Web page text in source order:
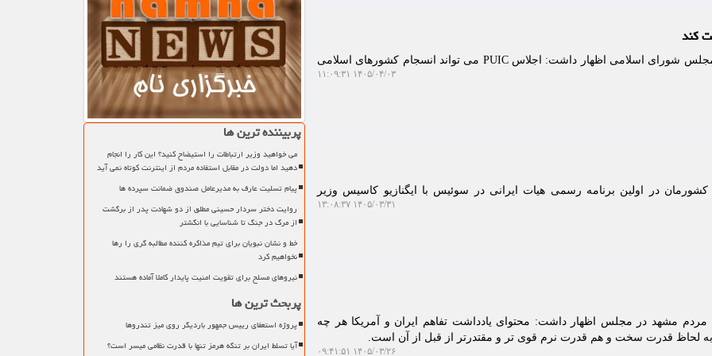
به گزارش خبرگزاری نام، رئیس مجلس شورای اسلامی اظهار داشت: اجلاس PUIC می تواند انسجام کشورهای اسلامی
۱۴۰۵/۰۴/۰۳ ۱۱:۰۹:۳۱
در اولین برنامه رسمی هیات ایرانی در سوئیس با ایگنازیو کاسیس وزیر
۱۴۰۵/۰۳/۳۱ ۱۳:۰۸:۳۷
مردم مشهد در مجلس اظهار داشت: محتوای یادداشت تفاهم ایران و آمریکا هر چه
لحاظ قدرت سخت و هم قدرت نرم قوی تر و مقتدرتر از قبل از آن است.
۱۴۰۵/۰۳/۲۶ ۰۹:۴۱:۵۱
پربیننده ترین ها
می خواهید وزیر ارتباطات را استیضاح کنید؟ این کار را انجام
دهید اما دولت در مقابل استفاده مردم از اینترنت کوتاه نمی آید
پیام تسلیت عارف به مدیرعامل صندوق ضمانت سپرده ها
روایت دختر سردار حسینی مطلق از دو شهادت پدر از برگشت
از مرگ در جنگ تا شناسایی با انگشتر
خط و نشان نبویان برای تیم مذاکره کننده مطالبه گری را رها
نخواهیم کرد
نیروهای مسلح برای تقویت امنیت پایدار کاملا آماده هستند
پربحث ترین ها
پروژه استعفای رییس جمهور باردیگر روی میز تندروها
آیا تسلط ایران بر تنگه هرمز تنها با قدرت نظامی میسر است؟